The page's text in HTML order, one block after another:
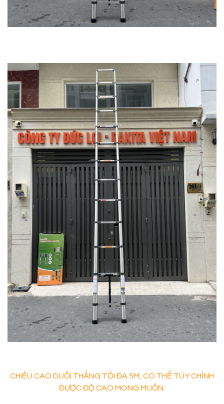
CHIỀU CAO DUỖI THẲNG TỐI ĐA 5M, CÓ THỂ TÙY CHỈNH
ĐƯỢC ĐỘ CAO MONG MUỐN.